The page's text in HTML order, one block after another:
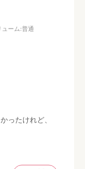
ューム:普通
ったけれど、